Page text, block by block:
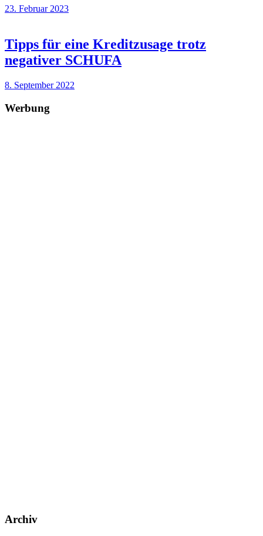
23. Februar 2023
Tipps für eine Kreditzusage trotz
negativer SCHUFA
8. September 2022
Werbung
Archiv